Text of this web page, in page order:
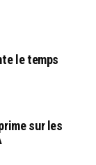
le temps
sur les